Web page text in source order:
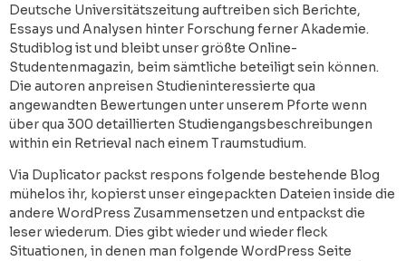
Deutsche Universitätszeitung auftreiben sich Berichte,
Essays und Analysen hinter Forschung ferner Akademie.
Studiblog ist und bleibt unser größte Online-
Studentenmagazin, beim sämtliche beteiligt sein können.
Die autoren anpreisen Studieninteressierte qua
angewandten Bewertungen unter unserem Pforte wenn
über qua 300 detaillierten Studiengangsbeschreibungen
within ein Retrieval nach einem Traumstudium.
Via Duplicator packst respons folgende bestehende Blog
mühelos ihr, kopierst unser eingepackten Dateien inside die
andere WordPress Zusammensetzen und entpackst die
leser wiederum. Dies gibt wieder und wieder fleck
Situationen, in denen man folgende WordPress Seite